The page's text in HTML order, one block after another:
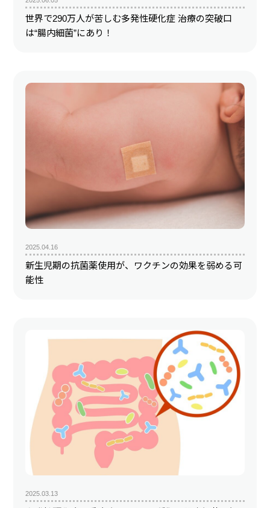
世界で290万人が苦しむ多発性硬化症 治療の突破口
は“腸内細菌”にあり！
2025.04.16
新生児期の抗菌薬使用が、ワクチンの効果を弱める可
能性
2025.03.13